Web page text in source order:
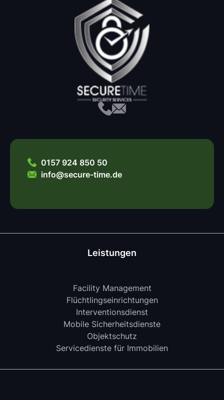
0157 924 850 50
info@secure-time.de
Leistungen
Facility Management
Flüchtlingseinrichtungen
Interventionsdienst
Mobile Sicherheitsdienste
Objektschutz
Servicedienste für Immobilien